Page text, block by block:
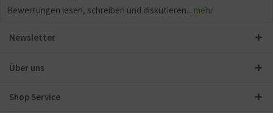
Bewertungen lesen, schreiben und diskutieren... mehr
Newsletter
Über uns
Shop Service